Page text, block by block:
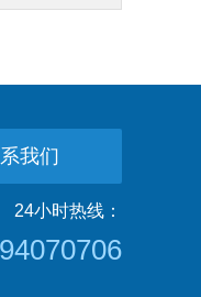
我们
24小时热线：